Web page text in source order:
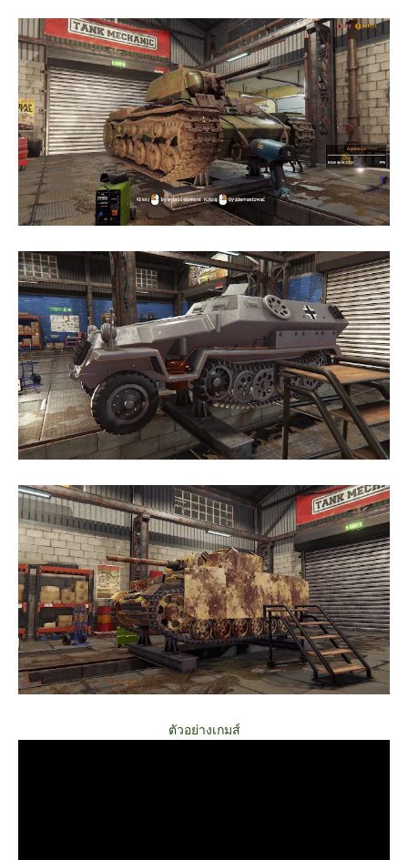
ตัวอย่างเกมส์